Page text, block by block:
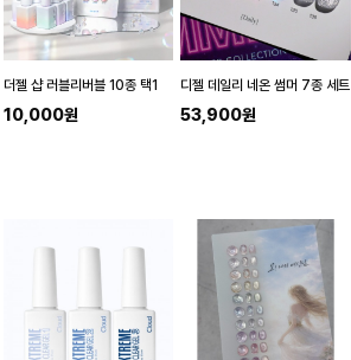
더젤 샵 러블리버블 10종 택1
10,000원
디젤 데일리 네온 썸머 7종 세트
53,900원